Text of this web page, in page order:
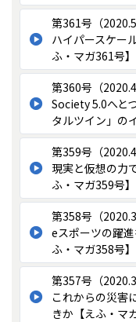
第361号（
ハイパースケー
ふ・マガ361号】
第360号（
Society 5.0へと
タルツイン」の
第359号（
現実と仮想の力
ふ・マガ359号】
第358号（
eスポーツの躍
ふ・マガ358号】
第357号（
これからの災害
きか【えふ・マ